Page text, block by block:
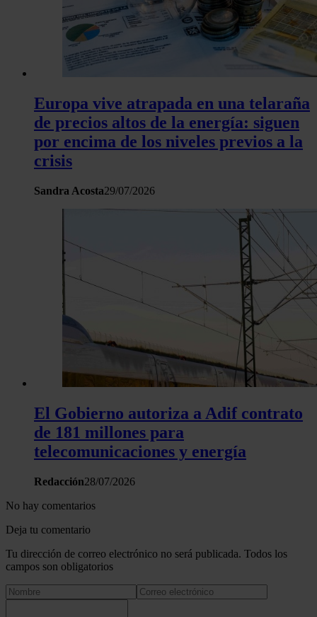
Europa vive atrapada en una telaraña
de precios altos de la energía: siguen
por encima de los niveles previos a la
crisis
Sandra Acosta29/07/2026
El Gobierno autoriza a Adif contrato
de 181 millones para
telecomunicaciones y energía
Redacción28/07/2026
No hay comentarios
Deja tu comentario
Tu dirección de correo electrónico no será publicada. Todos los
campos son obligatorios